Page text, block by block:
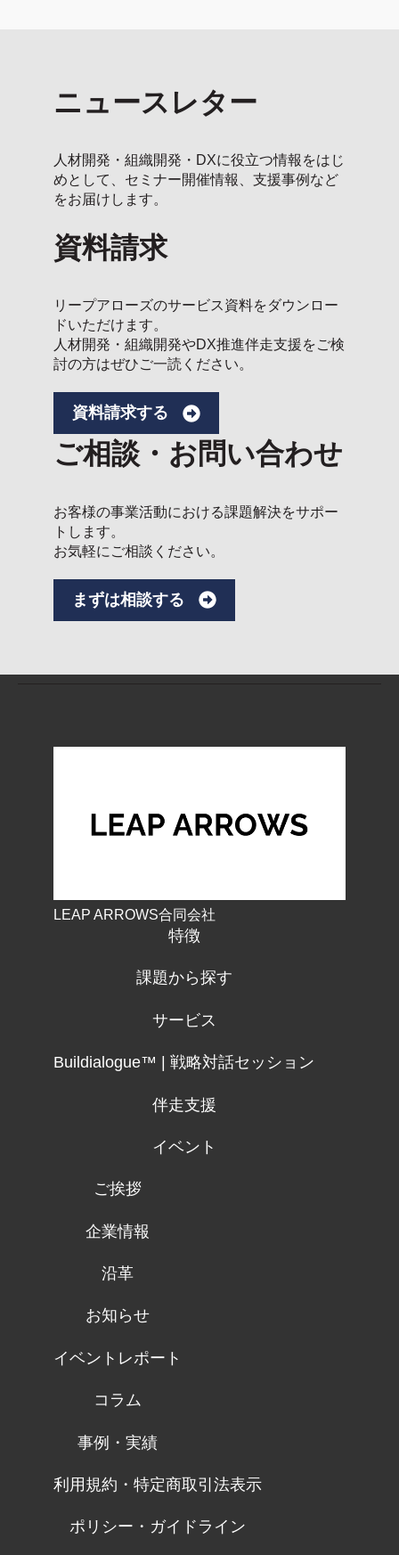
ニュースレター
人材開発・組織開発・DXに役立つ情報をはじ
めとして、セミナー開催情報、支援事例など
をお届けします。
資料請求
リープアローズのサービス資料をダウンロー
ドいただけます。
人材開発・組織開発やDX推進伴走支援をご検
討の方はぜひご一読ください。
資料請求する
ご相談・お問い合わせ
お客様の事業活動における課題解決をサポー
トします。
お気軽にご相談ください。
まずは相談する
LEAP ARROWS合同会社
特徴
課題から探す
サービス
Buildialogue™ | 戦略対話セッション
伴走支援
イベント
ご挨拶
企業情報
沿革
お知らせ
イベントレポート
コラム
事例・実績
利用規約・特定商取引法表示
ポリシー・ガイドライン